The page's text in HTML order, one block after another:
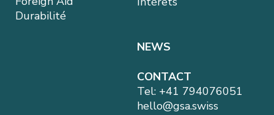
Durabilité
NEWS
CONTACT
Tel: +41 794076051
hello@gsa.swiss